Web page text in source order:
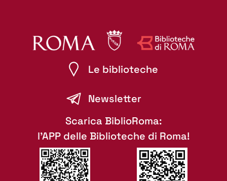
Le biblioteche
Newsletter
Scarica BiblioRoma:
l'APP delle Biblioteche di Roma!